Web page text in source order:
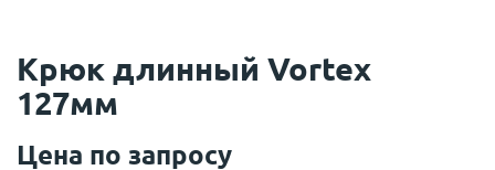
Крюк длинный Vortex
127мм
Цена по запросу